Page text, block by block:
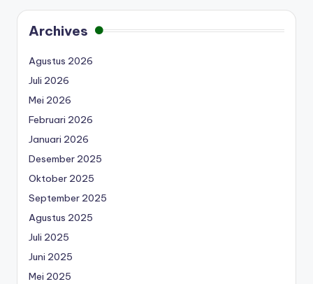
Archives
Agustus 2026
Juli 2026
Mei 2026
Februari 2026
Januari 2026
Desember 2025
Oktober 2025
September 2025
Agustus 2025
Juli 2025
Juni 2025
Mei 2025